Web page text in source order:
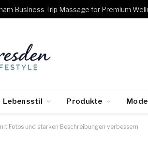
Lebensstil Produkte Mode
Fotos und starken Beschreibungen verbessern